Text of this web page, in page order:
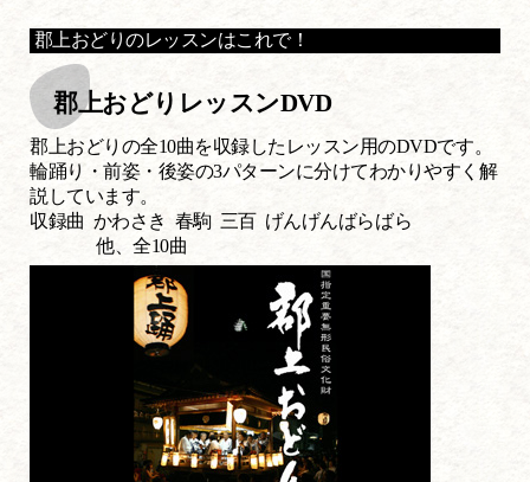
郡上おどりのレッスンはこれで！
郡上おどりレッスンDVD
郡上おどりの全10曲を収録したレッスン用のDVDです。
輪踊り・前姿・後姿の3パターンに分けてわかりやすく解
説しています。
収録曲 かわさき 春駒 三百 げんげんばらばら
他、全10曲